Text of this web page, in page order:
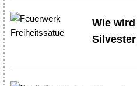
Wie